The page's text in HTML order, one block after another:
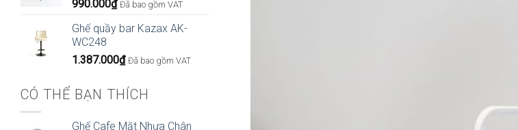
990.000₫ Đã bao gồm VAT
Ghế quầy bar Kazax AK-
WC248
1.387.000₫ Đã bao gồm VAT
CÓ THỂ BẠN THÍCH
Ghế Cafe Mặt Nhựa Chân